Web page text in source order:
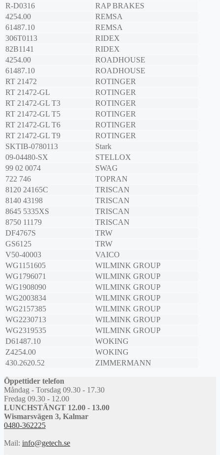
R-D0316
RAP BRAKES
4254.00
REMSA
61487.10
REMSA
306T0113
RIDEX
82B1141
RIDEX
4254.00
ROADHOUSE
61487.10
ROADHOUSE
RT 21472
ROTINGER
RT 21472-GL
ROTINGER
RT 21472-GL T3
ROTINGER
RT 21472-GL T5
ROTINGER
RT 21472-GL T6
ROTINGER
RT 21472-GL T9
ROTINGER
SKTIB-0780113
Stark
09-04480-SX
STELLOX
99 02 0074
SWAG
722 746
TOPRAN
8120 24165C
TRISCAN
8140 43198
TRISCAN
8645 5335XS
TRISCAN
8750 11179
TRISCAN
DF4767S
TRW
GS6125
TRW
V50-40003
VAICO
WG1151605
WILMINK GROUP
WG1796071
WILMINK GROUP
WG1908090
WILMINK GROUP
WG2003834
WILMINK GROUP
WG2157385
WILMINK GROUP
WG2230713
WILMINK GROUP
WG2319535
WILMINK GROUP
D61487.10
WOKING
Z4254.00
WOKING
430.2620.52
ZIMMERMANN
Öppettider telefon
Måndag - Torsdag 09.30 - 17.30
Fredag 09.30 - 12.00
LUNCHSTÄNGT 12.00 - 13.00
Wismarsvägen 3, Kalmar
0480-362225
Mail: info@getech.se